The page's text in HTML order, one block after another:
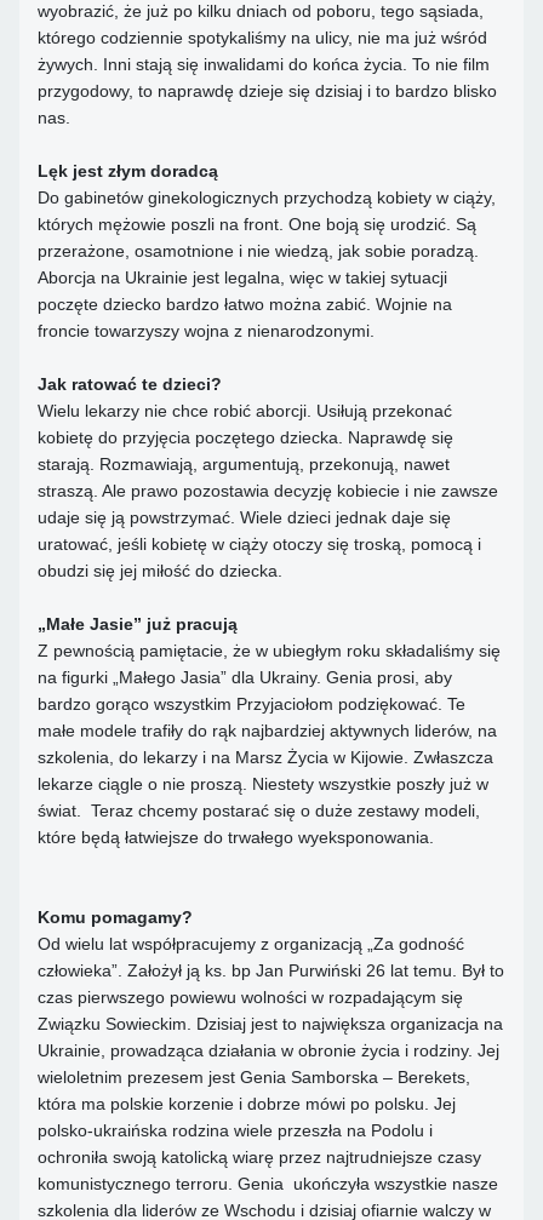
wyobrazić, że już po kilku dniach od poboru, tego sąsiada,
którego codziennie spotykaliśmy na ulicy, nie ma już wśród
żywych. Inni stają się inwalidami do końca życia. To nie film
przygodowy, to naprawdę dzieje się dzisiaj i to bardzo blisko
nas.
Lęk jest złym doradcą
Do gabinetów ginekologicznych przychodzą kobiety w ciąży,
których mężowie poszli na front. One boją się urodzić. Są
przerażone, osamotnione i nie wiedzą, jak sobie poradzą.
Aborcja na Ukrainie jest legalna, więc w takiej sytuacji
poczęte dziecko bardzo łatwo można zabić. Wojnie na
froncie towarzyszy wojna z nienarodzonymi.
Jak ratować te dzieci?
Wielu lekarzy nie chce robić aborcji. Usiłują przekonać
kobietę do przyjęcia poczętego dziecka. Naprawdę się
starają. Rozmawiają, argumentują, przekonują, nawet
straszą. Ale prawo pozostawia decyzję kobiecie i nie zawsze
udaje się ją powstrzymać. Wiele dzieci jednak daje się
uratować, jeśli kobietę w ciąży otoczy się troską, pomocą i
obudzi się jej miłość do dziecka.
„Małe Jasie” już pracują
Z pewnością pamiętacie, że w ubiegłym roku składaliśmy się
na figurki „Małego Jasia” dla Ukrainy. Genia prosi, aby
bardzo gorąco wszystkim Przyjaciołom podziękować. Te
małe modele trafiły do rąk najbardziej aktywnych liderów, na
szkolenia, do lekarzy i na Marsz Życia w Kijowie. Zwłaszcza
lekarze ciągle o nie proszą. Niestety wszystkie poszły już w
świat. Teraz chcemy postarać się o duże zestawy modeli,
które będą łatwiejsze do trwałego wyeksponowania.
Komu pomagamy?
Od wielu lat współpracujemy z organizacją „Za godność
człowieka”. Założył ją ks. bp Jan Purwiński 26 lat temu. Był to
czas pierwszego powiewu wolności w rozpadającym się
Związku Sowieckim. Dzisiaj jest to największa organizacja na
Ukrainie, prowadząca działania w obronie życia i rodziny. Jej
wieloletnim prezesem jest Genia Samborska – Berekets,
która ma polskie korzenie i dobrze mówi po polsku. Jej
polsko-ukraińska rodzina wiele przeszła na Podolu i
ochroniła swoją katolicką wiarę przez najtrudniejsze czasy
komunistycznego terroru. Genia ukończyła wszystkie nasze
szkolenia dla liderów ze Wschodu i dzisiaj ofiarnie walczy w